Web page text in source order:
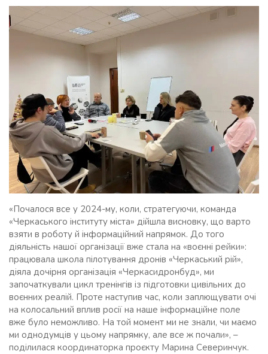
«Почалося все у 2024-му, коли, стратегуючи, команда
«Черкаського інституту міста» дійшла висновку, що варто
взяти в роботу й інформаційний напрямок. До того
діяльність нашої організації вже стала на «воєнні рейки»:
працювала школа пілотування дронів «Черкаський рій»,
діяла дочірня організація «Черкасидронбуд», ми
започаткували цикл тренінгів із підготовки цивільних до
воєнних реалій. Проте наступив час, коли заплющувати очі
на колосальний вплив росії на наше інформаційне поле
вже було неможливо. На той момент ми не знали, чи маємо
ми однодумців у цьому напрямку, але все ж почали», –
поділилася координаторка проєкту Марина Северинчук.